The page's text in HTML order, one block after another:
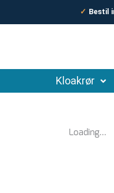
til
✓ Bestil
Kloakrør
Loading...